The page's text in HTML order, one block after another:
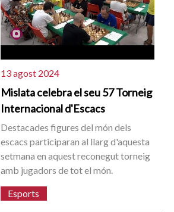
13 agost 2024
Mislata celebra el seu 57 Torneig
Internacional d'Escacs
Destacades figures del món dels
escacs participaran al llarg d'aquesta
setmana en aquest reconegut torneig
amb jugadors de tot el món.
Esports